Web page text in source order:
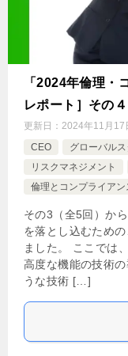
「2024年倫理・
レポート］その４
更新日： 2024年11月17
CEO
グローバル
リスクマネジメント
倫理とコンプライアン
その3（全5回）か
を落とし込むため
ました。 ここでは
高度な機能の技術
うな技術 […]